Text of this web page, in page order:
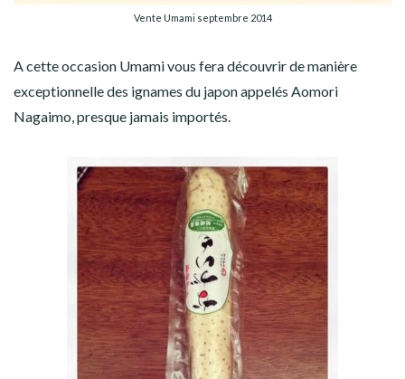
Vente Umami septembre 2014
A cette occasion Umami vous fera découvrir de manière
exceptionnelle des ignames du japon appelés Aomori
Nagaimo, presque jamais importés.